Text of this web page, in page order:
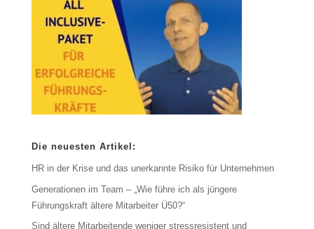
Die neuesten Artikel:
HR in der Krise und das unerkannte Risiko für Unternehmen
Generationen im Team – „Wie führe ich als jüngere
Führungskraft ältere Mitarbeiter Ü50?“
Sind ältere Mitarbeitende weniger stressresistent und